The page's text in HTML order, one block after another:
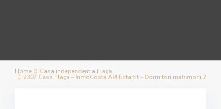
Home Casa independent a Flaçà
2307 Casa Flaça – InmoCosta API Estartit – Dormitori matrimoni 2